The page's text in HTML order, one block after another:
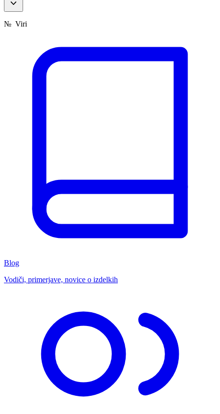
№ Viri
Blog
Vodiči, primerjave, novice o izdelkih